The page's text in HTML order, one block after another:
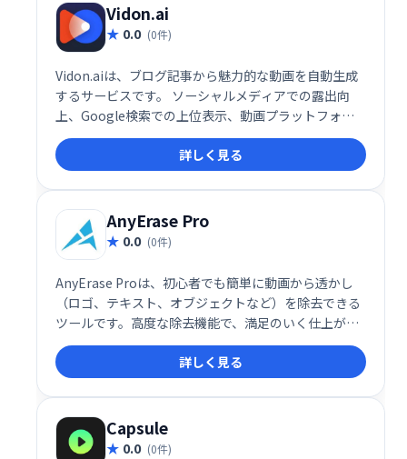
Vidon.ai
0.0 (0件)
Vidon.aiは、ブログ記事から魅力的な動画を自動生成
するサービスです。 ソーシャルメディアでの露出向
上、Google検索での上位表示、動画プラットフォー
ムでのコンテンツ共有を支援します。 ブログ記事を簡
単に動画化し、効果的なコンテンツマーケティングを
実現できます。
詳しく見る
AnyErase Pro
0.0 (0件)
AnyErase Proは、初心者でも簡単に動画から透かし
（ロゴ、テキスト、オブジェクトなど）を除去できる
ツールです。高度な除去機能で、満足のいく仕上がり
を実現。さらに、テキストやブランドを動画に合わせ
てカスタマイズすることで、ブランド認知度向上にも
貢献します。動画編集の効率化とクオリティ向上をサ
ポートします。
詳しく見る
Capsule
0.0 (0件)